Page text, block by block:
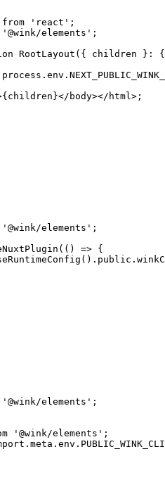
from ' react ' ;
' @wink/elements ' ;
RootLayout ( { children } :
. env .
{children}</ body></ html > ;
' @wink/elements ' ;
( () => {
() . public .
' @wink/elements ' ;
' @wink/elements ' ;
meta . env .